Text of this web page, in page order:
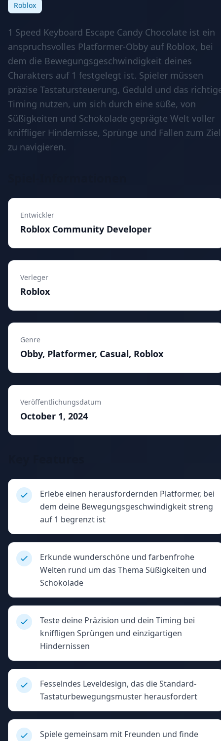
Roblox
1 Speed Keyboard Escape Candy Chocolate ist ein
anspruchsvolles Platformer-Obby auf Roblox, bei
dem die Bewegungsgeschwindigkeit deines
Charakters auf 1 festgelegt ist. Spieler müssen
präzise Tastatursteuerung, Geduld und das
Timing nutzen, um sich durch eine süße, von
Süßigkeiten und Schokolade geprägte Welt voller
kniffliger Hindernisse, Sprünge und Fallen zum Ziel
zu navigieren.
Entwickler
Roblox Community Developer
Verleger
Roblox
Genre
Obby, Platformer, Casual, Roblox
Veröffentlichungsdatum
October 1, 2024
Erlebe einen herausfordernden Platformer, bei
dem deine Bewegungsgeschwindigkeit streng
auf 1 begrenzt ist
Erkunde wunderschöne und farbenfrohe
Welten rund um das Thema Süßigkeiten und
Schokolade
Teste deine Präzision und dein Timing bei
kniffligen Sprüngen und einzigartigen
Hindernissen
Fesselndes Leveldesign, das die Standard-
Tastaturbewegungsmuster herausfordert
Spiele gemeinsam mit Freunden und finde